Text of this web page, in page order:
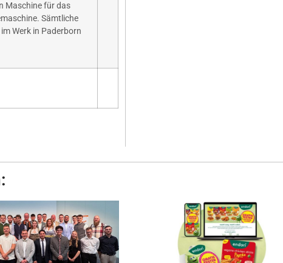
Maschine für das
Sämtliche
Werk in Paderborn